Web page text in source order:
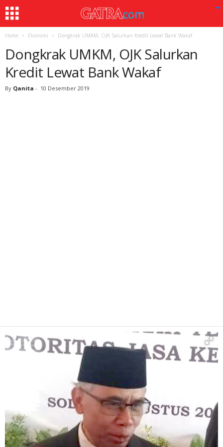
Home Ekonomi Dongkrak UMKM, OJK Salurkan Kredit Lewat Bank Wakaf
Dongkrak UMKM, OJK Salurkan
Kredit Lewat Bank Wakaf
By Qanita - 10 Desember 2019